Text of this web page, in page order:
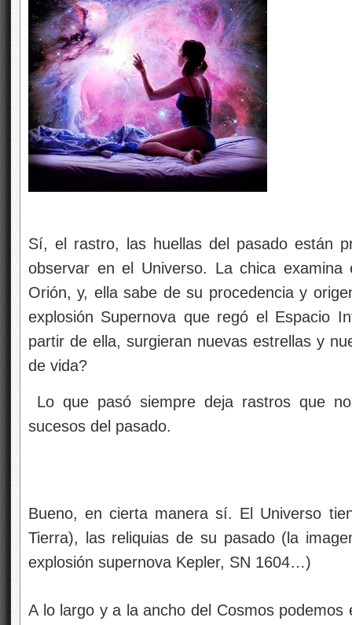
Sí, el rastro, las huellas del pasado están
observar en el Universo. La chica examina
Orión, y, ella sabe de su procedencia y
explosión Supernova que regó el Espacio
partir de ella, surgieran nuevas estrellas y
de vida?
Lo que pasó siempre deja rastros que
sucesos del pasado.
Bueno, en cierta manera sí. El Universo
Tierra), las reliquias de su pasado (la
explosión supernova Kepler, SN 1604…)
A lo largo y a la ancho del Cosmos